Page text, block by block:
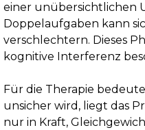
einer unübersichtlichen
Doppelaufgaben kann
verschlechtern. Dieses
kognitive Interferenz
Für die Therapie
unsicher wird, liegt das
nur in Kraft,